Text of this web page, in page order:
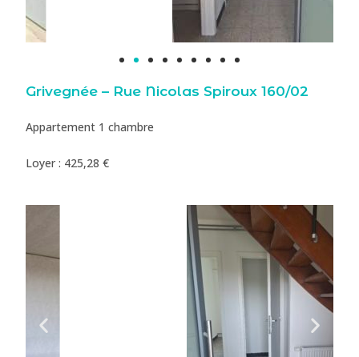
Grivegnée – Rue Nicolas Spiroux 160/02
Appartement 1 chambre
Loyer : 425,28 €